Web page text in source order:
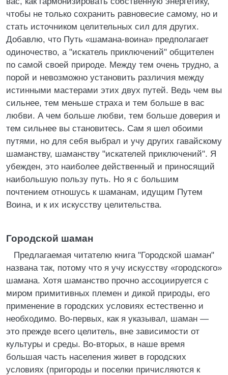
чтобы не только сохранить равновесие самому, но и
стать источником целительных сил для других.
Добавлю, что Путь «шамана-воина» предполагает
одиночество, а "искатель приключений" общителен
по самой своей природе. Между тем очень трудно, а
порой и невозможно установить различия между
истинными мастерами этих двух путей. Ведь чем вы
сильнее, тем меньше страха и тем больше в вас
любви. А чем больше любви, тем больше доверия и
тем сильнее вы становитесь. Сам я шел обоими
путями, но для себя выбрал и учу других гавайскому
шаманству, шаманству "искателей приключений". Я
убежден, это наиболее действенный и приносящий
наибольшую пользу путь. Но я с большим
почтением отношусь к шаманам, идущим Путем
Воина, и к их искусству целительства.
Городской шаман
Предлагаемая читателю книга "Городской шаман"
названа так, потому что я учу искусству «городского»
шамана. Хотя шаманство прочно ассоциируется с
миром примитивных племен и дикой природы, его
применение в городских условиях естественно и
необходимо. Во-первых, как я указывал, шаман —
это прежде всего целитель, вне зависимости от
культуры и среды. Во-вторых, в наше время
большая часть населения живет в городских
условиях (пригороды и поселки причисляются к